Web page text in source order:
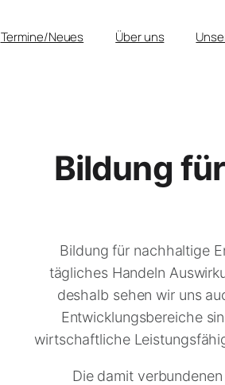
Termine/Neues Über uns
Bildung
Bildung für nachhaltige
tägliches Handeln
deshalb sehen wir uns
Entwicklungsbereiche
wirtschaftliche
Die damit